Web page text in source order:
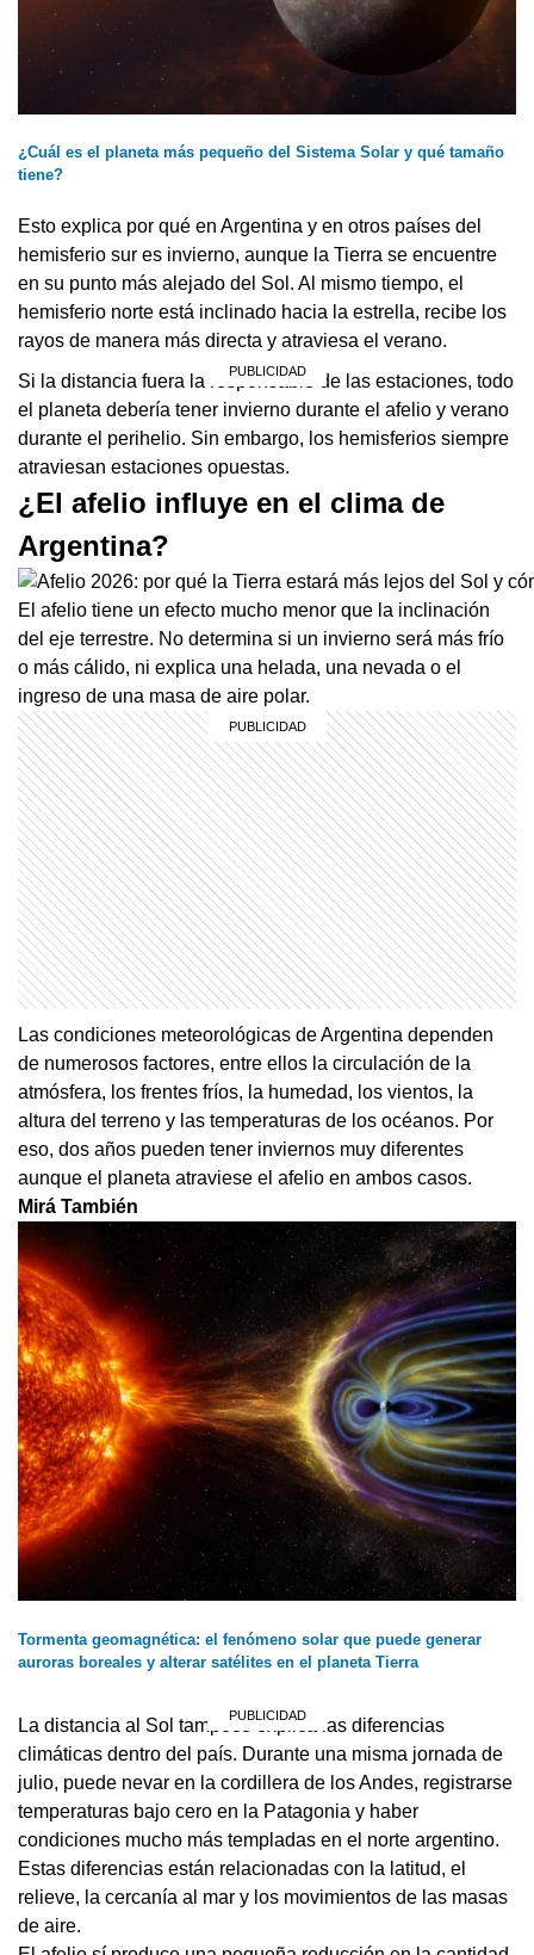
¿Cuál es el planeta más pequeño del Sistema Solar y qué tamaño
tiene?
Esto explica por qué en Argentina y en otros países del
hemisferio sur es invierno, aunque la Tierra se encuentre
en su punto más alejado del Sol. Al mismo tiempo, el
hemisferio norte está inclinado hacia la estrella, recibe los
rayos de manera más directa y atraviesa el verano.
Si la distancia fuera la responsable de las estaciones, todo
el planeta debería tener invierno durante el afelio y verano
durante el perihelio. Sin embargo, los hemisferios siempre
atraviesan estaciones opuestas.
¿El afelio influye en el clima de
Argentina?
El afelio tiene un efecto mucho menor que la inclinación
del eje terrestre. No determina si un invierno será más frío
o más cálido, ni explica una helada, una nevada o el
ingreso de una masa de aire polar.
Las condiciones meteorológicas de Argentina dependen
de numerosos factores, entre ellos la circulación de la
atmósfera, los frentes fríos, la humedad, los vientos, la
altura del terreno y las temperaturas de los océanos. Por
eso, dos años pueden tener inviernos muy diferentes
aunque el planeta atraviese el afelio en ambos casos.
Mirá También
Tormenta geomagnética: el fenómeno solar que puede generar
auroras boreales y alterar satélites en el planeta Tierra
La distancia al Sol tampoco explica las diferencias
climáticas dentro del país. Durante una misma jornada de
julio, puede nevar en la cordillera de los Andes, registrarse
temperaturas bajo cero en la Patagonia y haber
condiciones mucho más templadas en el norte argentino.
Estas diferencias están relacionadas con la latitud, el
relieve, la cercanía al mar y los movimientos de las masas
de aire.